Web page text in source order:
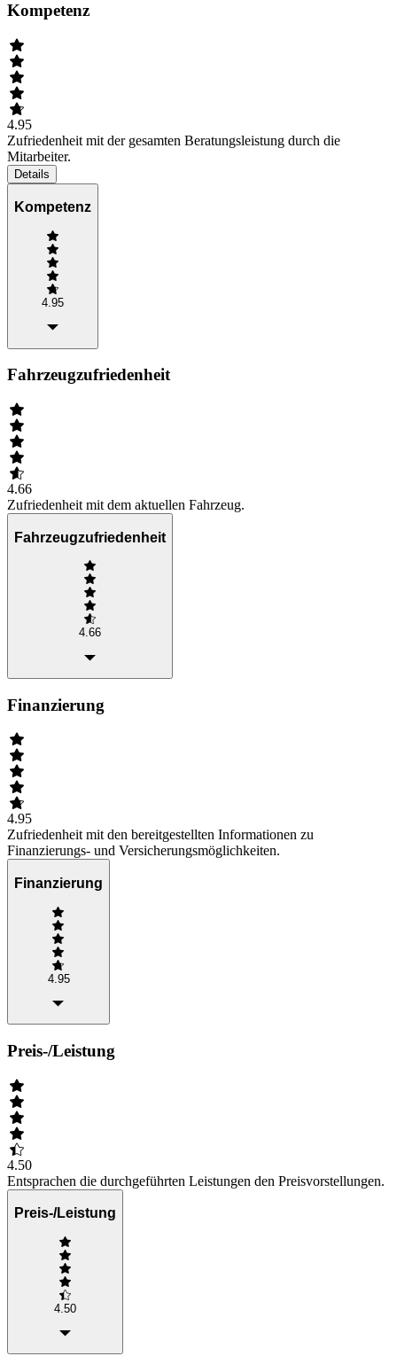
Kompetenz
4.95
Zufriedenheit mit der gesamten Beratungsleistung durch die
Mitarbeiter.
Details
Kompetenz
4.95
Fahrzeugzufriedenheit
4.66
Zufriedenheit mit dem aktuellen Fahrzeug.
Fahrzeugzufriedenheit
4.66
Finanzierung
4.95
Zufriedenheit mit den bereitgestellten Informationen zu
Finanzierungs- und Versicherungsmöglichkeiten.
Finanzierung
4.95
Preis-/Leistung
4.50
Entsprachen die durchgeführten Leistungen den Preisvorstellungen.
Preis-/Leistung
4.50